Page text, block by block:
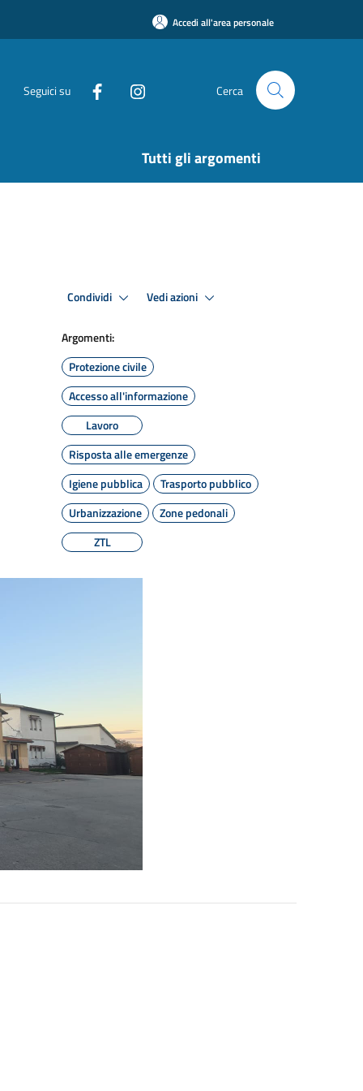
Accedi all'area personale
Seguici su Cerca
Tutti gli argomenti
Condividi Vedi azioni
Argomenti:
Protezione civile
Accesso all'informazione
Lavoro
Risposta alle emergenze
Igiene pubblica
Trasporto pubblico
Urbanizzazione
Zone pedonali
ZTL